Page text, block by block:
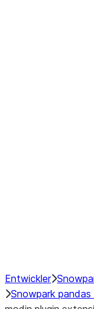
Entwickler
Snowpark pandas